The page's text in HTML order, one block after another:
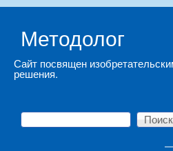
Методолог
Сайт посвящен
решения.
Форма поиска
Поиск